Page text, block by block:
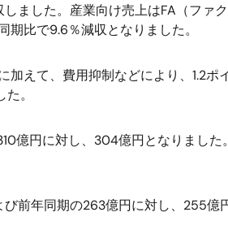
ました。産業向け売上はFA（ファ
比で9.6％減収となりました。
えて、費用抑制などにより、1.2ポ
。
円に対し、304億円となりました
前年同期の263億円に対し、255億